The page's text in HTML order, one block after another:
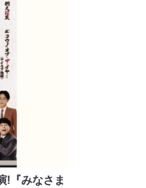
!『みなさま